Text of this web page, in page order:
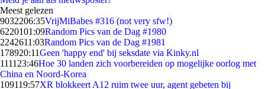
Meest gelezen
9032206:35VrijMiBabes #316 (not very sfw!)
6220101:09Random Pics van de Dag #1980
2242611:03Random Pics van de Dag #1981
178920:11Geen 'happy end' bij seksdate via Kinky.nl
1111 23:46Hoe 30 landen zich voorbereiden op mogelijke oorlog met
China en Noord-Korea
109119:57XR blokkeert A12 ruim twee uur, agent gebeten bij